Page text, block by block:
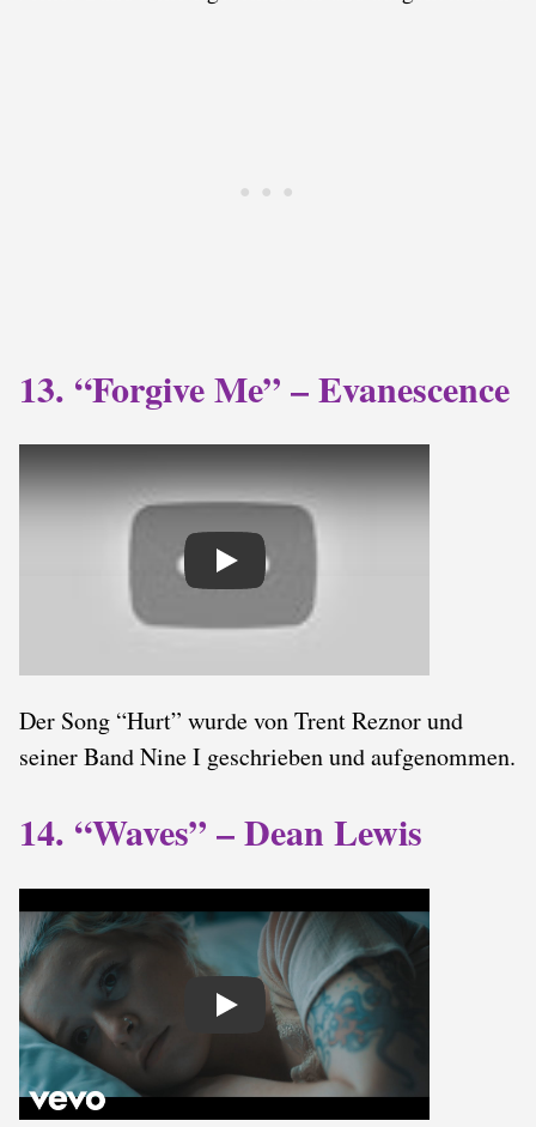
13. “Forgive Me” – Evanescence
Play
Der Song “Hurt” wurde von Trent Reznor und
seiner Band Nine I geschrieben und aufgenommen.
14. “Waves” – Dean Lewis
Play